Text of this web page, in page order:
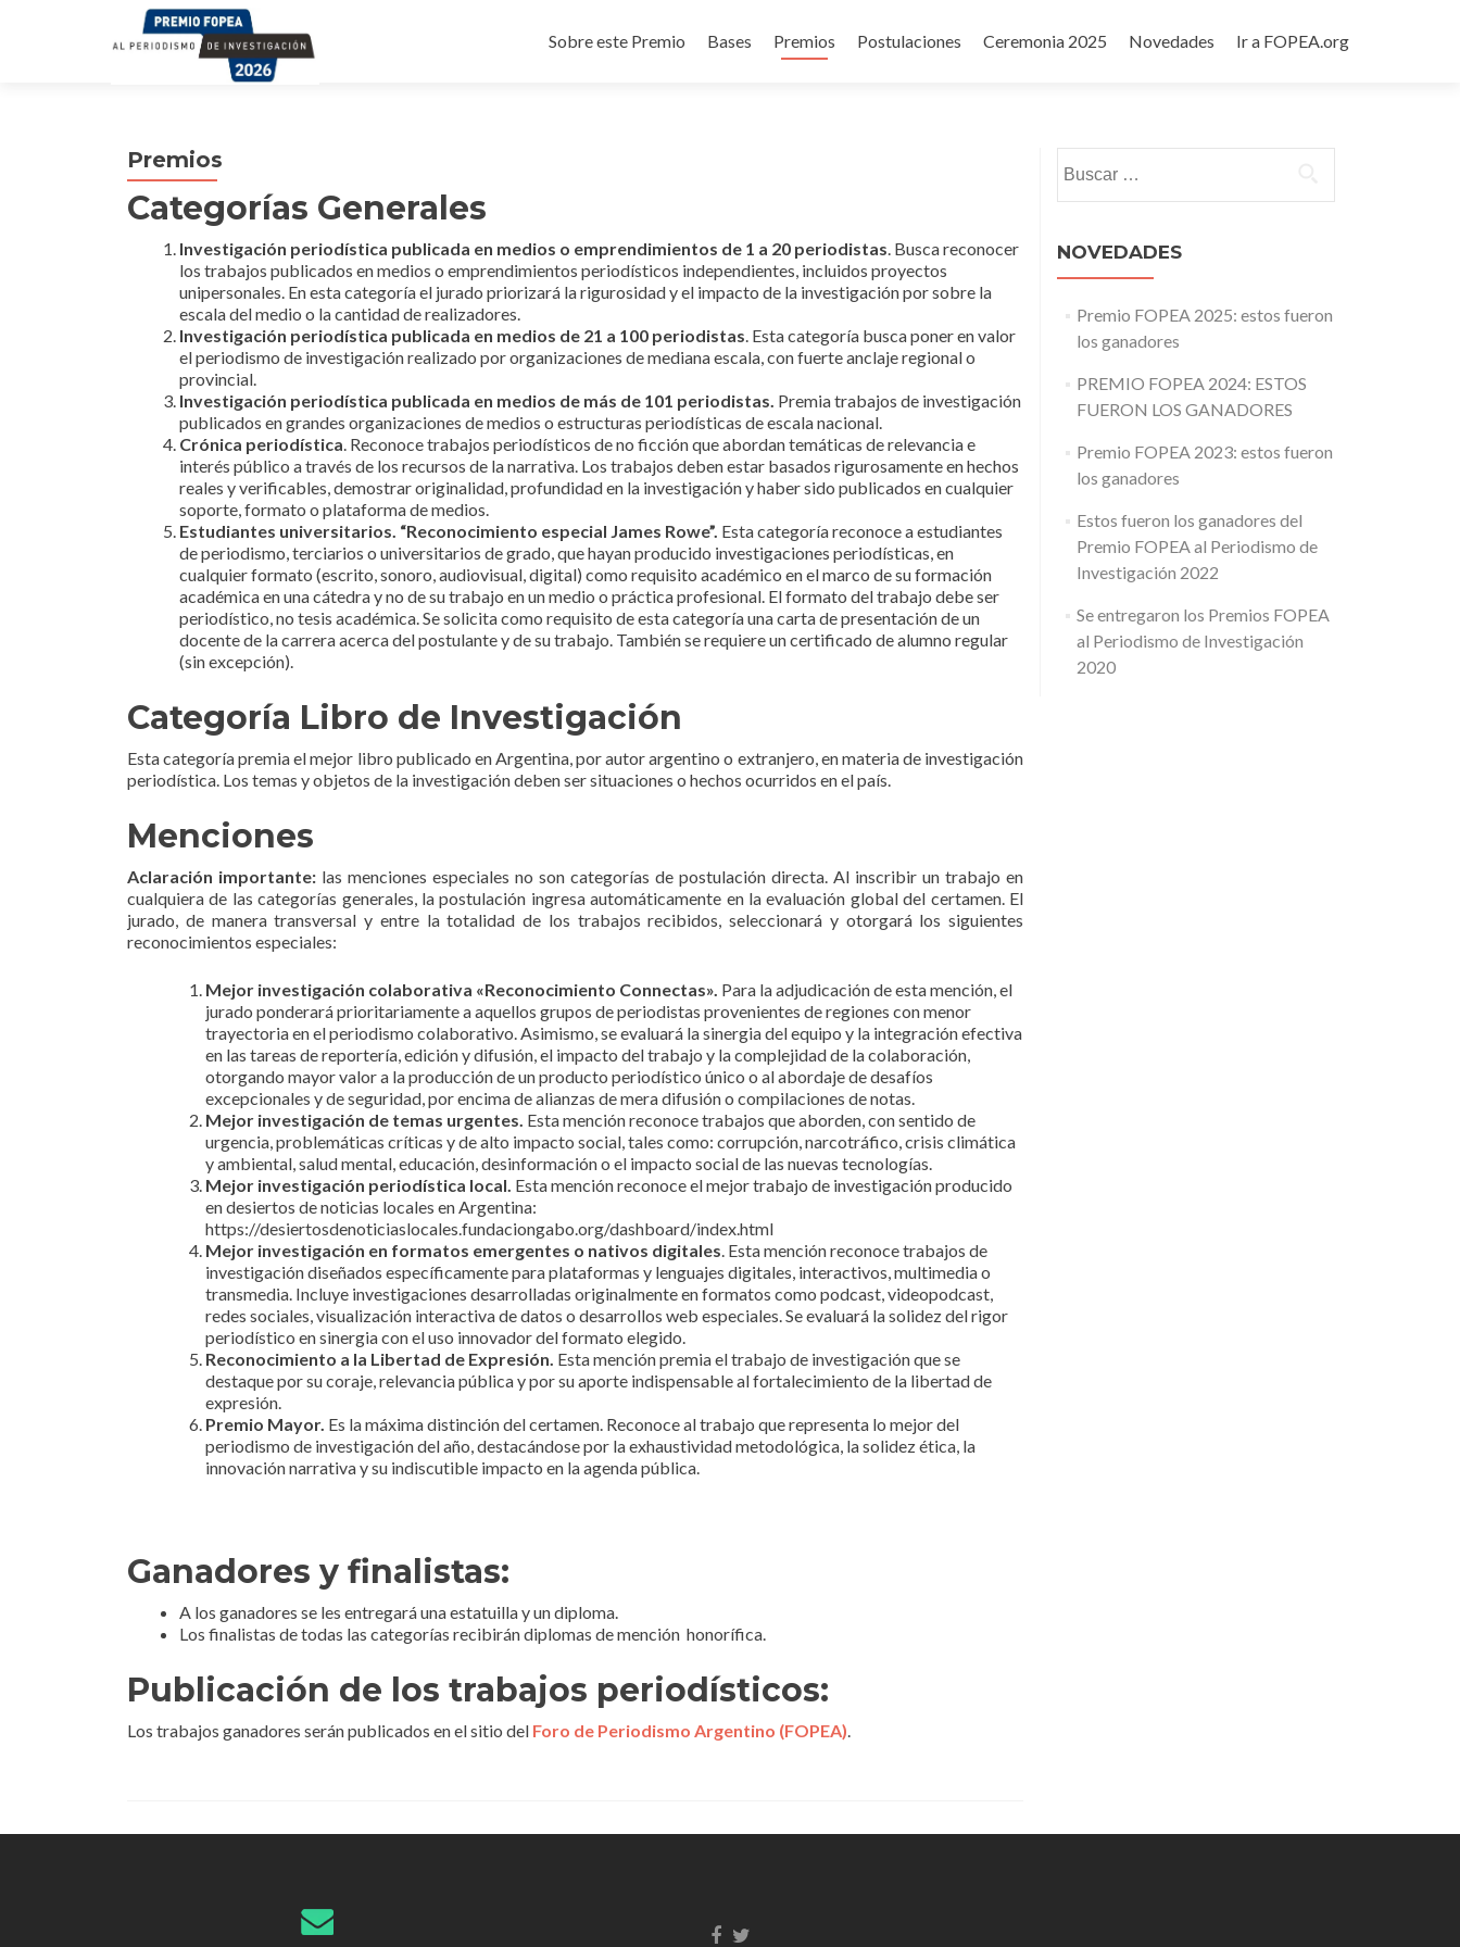
Sobre este Premio Bases Premios Postulaciones Ceremonia 2025 Novedades Ir a FOPEA.org
Premios
Categorías Generales
Investigación periodística publicada en medios o emprendimientos de 1 a 20 periodistas. Busca reconocer
los trabajos publicados en medios o emprendimientos periodísticos independientes, incluidos proyectos
unipersonales. En esta categoría el jurado priorizará la rigurosidad y el impacto de la investigación por sobre la
escala del medio o la cantidad de realizadores.
Investigación periodística publicada en medios de 21 a 100 periodistas. Esta categoría busca poner en valor
el periodismo de investigación realizado por organizaciones de mediana escala, con fuerte anclaje regional o
provincial.
Investigación periodística publicada en medios de más de 101 periodistas. Premia trabajos de investigación
publicados en grandes organizaciones de medios o estructuras periodísticas de escala nacional.
Crónica periodística. Reconoce trabajos periodísticos de no ficción que abordan temáticas de relevancia e
interés público a través de los recursos de la narrativa. Los trabajos deben estar basados rigurosamente en hechos
reales y verificables, demostrar originalidad, profundidad en la investigación y haber sido publicados en cualquier
soporte, formato o plataforma de medios.
Estudiantes universitarios. “Reconocimiento especial James Rowe”. Esta categoría reconoce a estudiantes
de periodismo, terciarios o universitarios de grado, que hayan producido investigaciones periodísticas, en
cualquier formato (escrito, sonoro, audiovisual, digital) como requisito académico en el marco de su formación
académica en una cátedra y no de su trabajo en un medio o práctica profesional. El formato del trabajo debe ser
periodístico, no tesis académica. Se solicita como requisito de esta categoría una carta de presentación de un
docente de la carrera acerca del postulante y de su trabajo. También se requiere un certificado de alumno regular
(sin excepción).
Categoría Libro de Investigación
Esta categoría premia el mejor libro publicado en Argentina, por autor argentino o extranjero, en materia de investigación
periodística. Los temas y objetos de la investigación deben ser situaciones o hechos ocurridos en el país.
Menciones
Aclaración importante: las menciones especiales no son categorías de postulación directa. Al inscribir un trabajo en
cualquiera de las categorías generales, la postulación ingresa automáticamente en la evaluación global del certamen. El
jurado, de manera transversal y entre la totalidad de los trabajos recibidos, seleccionará y otorgará los siguientes
reconocimientos especiales:
Mejor investigación colaborativa «Reconocimiento Connectas». Para la adjudicación de esta mención, el
jurado ponderará prioritariamente a aquellos grupos de periodistas provenientes de regiones con menor
trayectoria en el periodismo colaborativo. Asimismo, se evaluará la sinergia del equipo y la integración efectiva
en las tareas de reportería, edición y difusión, el impacto del trabajo y la complejidad de la colaboración,
otorgando mayor valor a la producción de un producto periodístico único o al abordaje de desafíos
excepcionales y de seguridad, por encima de alianzas de mera difusión o compilaciones de notas.
Mejor investigación de temas urgentes. Esta mención reconoce trabajos que aborden, con sentido de
urgencia, problemáticas críticas y de alto impacto social, tales como: corrupción, narcotráfico, crisis climática
y ambiental, salud mental, educación, desinformación o el impacto social de las nuevas tecnologías.
Mejor investigación periodística local. Esta mención reconoce el mejor trabajo de investigación producido
en desiertos de noticias locales en Argentina:
https://desiertosdenoticiaslocales.fundaciongabo.org/dashboard/index.html
Mejor investigación en formatos emergentes o nativos digitales. Esta mención reconoce trabajos de
investigación diseñados específicamente para plataformas y lenguajes digitales, interactivos, multimedia o
transmedia. Incluye investigaciones desarrolladas originalmente en formatos como podcast, videopodcast,
redes sociales, visualización interactiva de datos o desarrollos web especiales. Se evaluará la solidez del rigor
periodístico en sinergia con el uso innovador del formato elegido.
Reconocimiento a la Libertad de Expresión. Esta mención premia el trabajo de investigación que se
destaque por su coraje, relevancia pública y por su aporte indispensable al fortalecimiento de la libertad de
expresión.
Premio Mayor. Es la máxima distinción del certamen. Reconoce al trabajo que representa lo mejor del
periodismo de investigación del año, destacándose por la exhaustividad metodológica, la solidez ética, la
innovación narrativa y su indiscutible impacto en la agenda pública.
Ganadores y finalistas:
A los ganadores se les entregará una estatuilla y un diploma.
Los finalistas de todas las categorías recibirán diplomas de mención honorífica.
Publicación de los trabajos periodísticos:
Los trabajos ganadores serán publicados en el sitio del Foro de Periodismo Argentino (FOPEA).
NOVEDADES
Premio FOPEA 2025: estos fueron
los ganadores
PREMIO FOPEA 2024: ESTOS
FUERON LOS GANADORES
Premio FOPEA 2023: estos fueron
los ganadores
Estos fueron los ganadores del
Premio FOPEA al Periodismo de
Investigación 2022
Se entregaron los Premios FOPEA
al Periodismo de Investigación
2020